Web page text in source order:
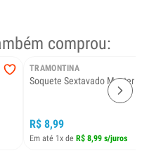
comprou:
TRAMONTINA
Soquete Sextavado Master
R$ 8,99
Em até 1x de R$ 8,99 s/juros